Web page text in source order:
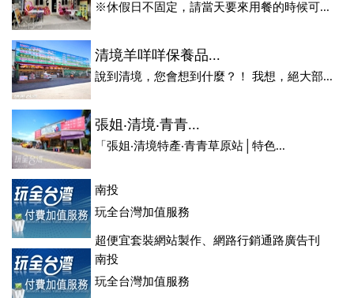
※休假日不固定，請當天要來用餐的時候可...
清境羊咩咩保養品...
說到清境，您會想到什麼？！ 我想，絕大部...
張姐‧清境‧青青...
「張姐‧清境特產‧青青草原站│特色...
南投
玩全台灣加值服務
超便宜套裝網站製作、網路行銷通路廣告刊
登、訂房系統、客房委託旅行社銷售，全面優惠中....
南投
玩全台灣加值服務